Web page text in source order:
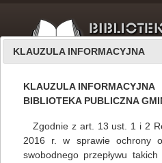
KLAUZULA INFORMACYJNA
KLAUZULA INFORMACYJNA
BIBLIOTEKA PUBLICZNA
Zgodnie z art. 13 ust. 1 i 2
2016 r. w sprawie ochrony
swobodnego przepływu